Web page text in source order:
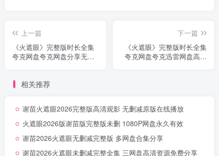
上一篇
《火遮眼》完整版时长全集
夸克网盘夸克网盘分享无删
下一篇
《火遮眼》完整版时长全集
夸克网盘夸克迅雷网盘高速
相关推荐
谢苗火遮眼2026完整版高清观影 无删减原版在线播放
火遮眼2026版谢苗版完整版未删 1080P网盘永久有效
谢苗2026火遮眼无删减完整版 多网盘合集分享
谢苗2026火遮眼未删减完整全集 三网盘高清资源免费分享